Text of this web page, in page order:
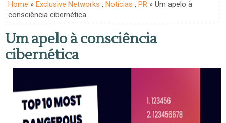
Home » Exclusive Networks , Notícias , PR » Um apelo à
consciência cibernética
Um apelo à consciência
cibernética